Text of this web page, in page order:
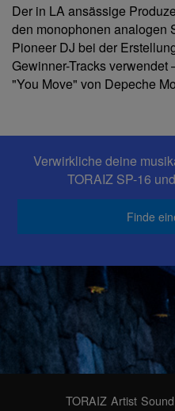
Der in LA ansässige
den monophonen analogen
Pioneer DJ bei der
Gewinner-Tracks
"You Move" von Depeche
Verwirkliche deine
TORAIZ SP-16
Finde
TORAIZ Artist